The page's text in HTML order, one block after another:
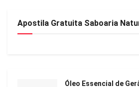
Apostila Gratuita Saboaria
Óleo Essencial de